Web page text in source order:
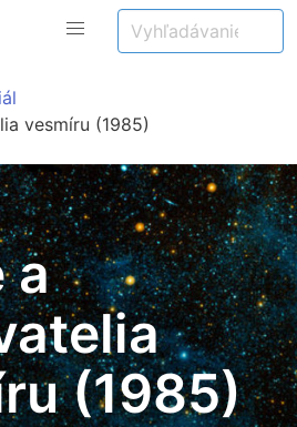
vesmíru (1985)
a
(1985)